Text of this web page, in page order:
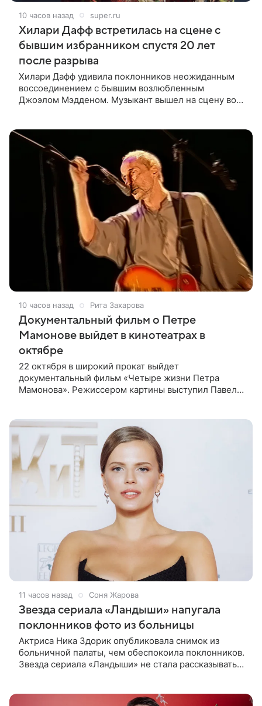
10 часов назад super.ru
Хилари Дафф встретилась на сцене с
бывшим избранником спустя 20 лет
после разрыва
Хилари Дафф удивила поклонников неожиданным
воссоединением с бывшим возлюбленным
Джоэлом Мэдденом. Музыкант вышел на сцену во
10 часов назад Рита Захарова
Документальный фильм о Петре
Мамонове выйдет в кинотеатрах в
октябре
22 октября в широкий прокат выйдет
документальный фильм «Четыре жизни Петра
Мамонова». Режиссером картины выступил Павел
11 часов назад Соня Жарова
Звезда сериала «Ландыши» напугала
поклонников фото из больницы
Актриса Ника Здорик опубликовала снимок из
больничной палаты, чем обеспокоила поклонников.
Звезда сериала «Ландыши» не стала рассказывать,